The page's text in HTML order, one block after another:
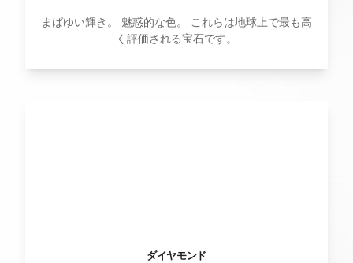
まばゆい輝き。 魅惑的な色。 これらは地球上で最も高
く評価される宝石です。
ダイヤモンド